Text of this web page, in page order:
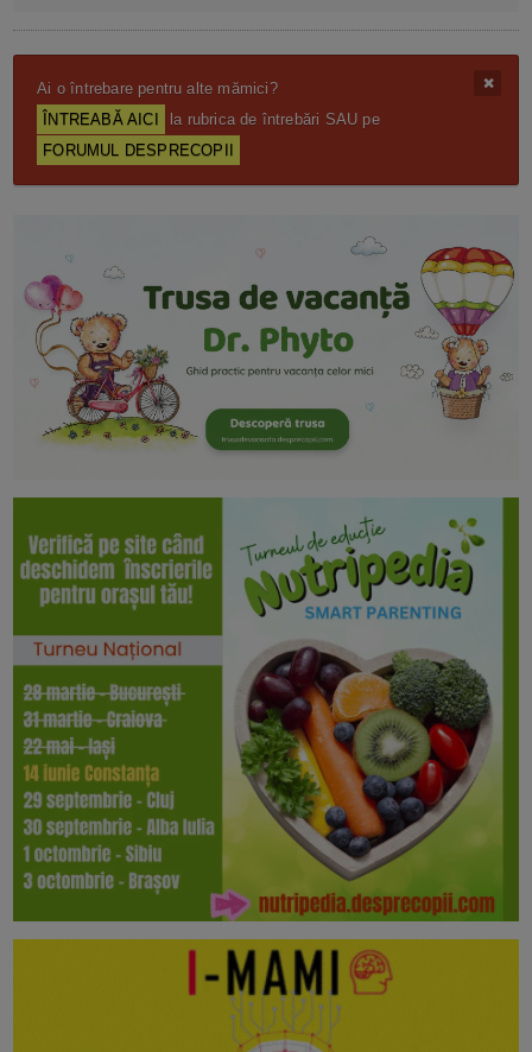
Ai o întrebare pentru alte mămici?
ÎNTREABĂ AICI
la rubrica de întrebări SAU pe
FORUMUL DESPRECOPII